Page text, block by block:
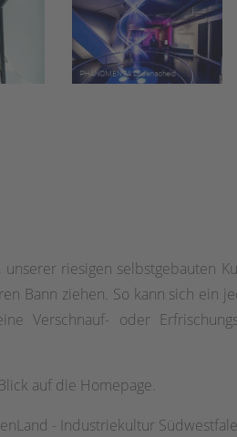
riesigen selbstgebauten
Bann ziehen. So kann sich ein
Verschnauf- oder
auf die Homepage.
- Industriekultur